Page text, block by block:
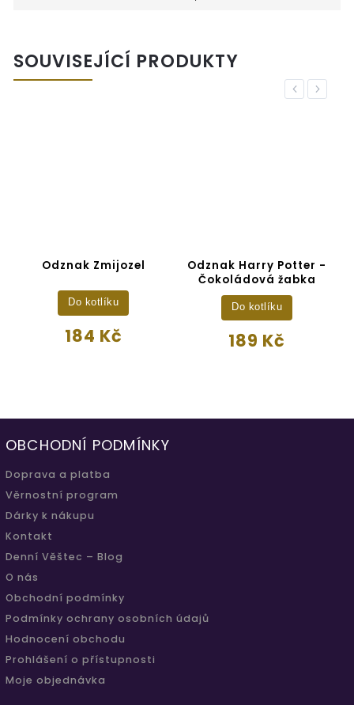
SOUVISEJÍCÍ PRODUKTY
Previous
Odznak Zmijozel
184 Kč
Do kotlíku
Odznak Harry Potter -
Čokoládová žabka
189 Kč
Do kotlíku
Next
OBCHODNÍ PODMÍNKY
Doprava a platba
Věrnostní program
Dárky k nákupu
Kontakt
Denní Věštec – Blog
O nás
Obchodní podmínky
Podmínky ochrany osobních údajů
Hodnocení obchodu
Prohlášení o přístupnosti
Moje objednávka